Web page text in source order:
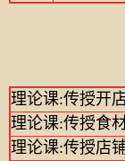
理论课:传授开
理论课:传授食
理论课:传授店